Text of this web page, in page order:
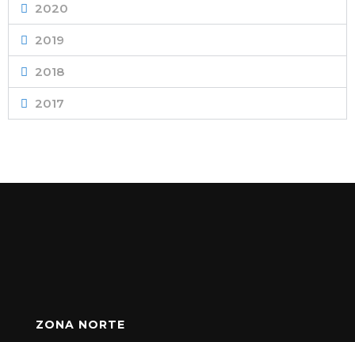
2020
2019
2018
2017
ZONA NORTE